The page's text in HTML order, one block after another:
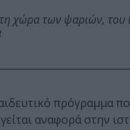
χώρα των ψαριών, του
πρόγραμμα
αναφορά στην